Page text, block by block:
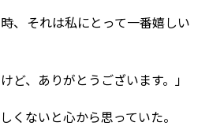
、それは私にとって一番嬉しい
ど、ありがとうございます。」
くないと心から思っていた。